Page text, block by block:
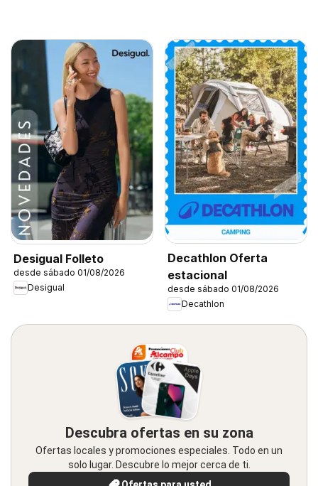
Desigual Folleto
desde sábado 01/08/2026
Desigual
Decathlon Oferta
estacional
desde sábado 01/08/2026
Decathlon
Descubra ofertas en su zona
Ofertas locales y promociones especiales. Todo en un
solo lugar. Descubre lo mejor cerca de ti.